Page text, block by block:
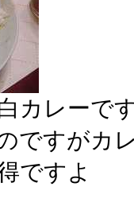
カレーで
ですがカ
ですよ